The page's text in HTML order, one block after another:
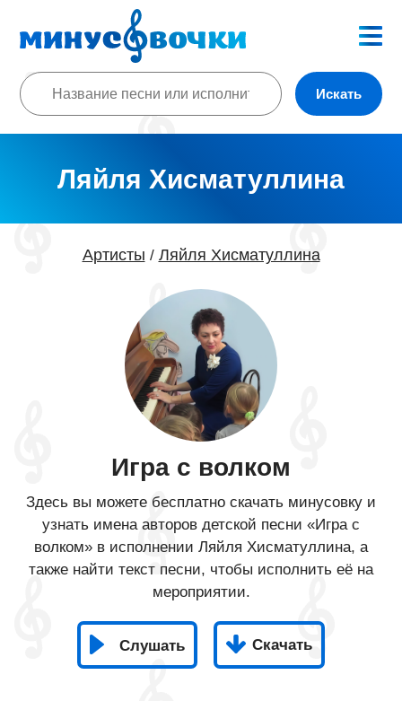
Искать
Ляйля Хисматуллина
Артисты / Ляйля Хисматуллина
Игра с волком
Здесь вы можете бесплатно скачать минусовку и
узнать имена авторов детской песни «Игра с
волком» в исполнении Ляйля Хисматуллина, а
также найти текст песни, чтобы исполнить её на
мероприятии.
Слушать Скачать